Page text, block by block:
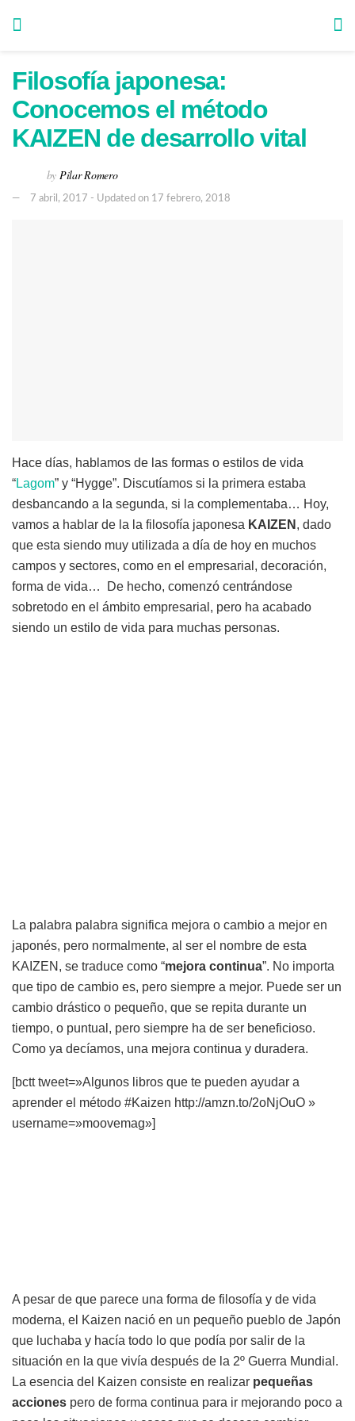
Filosofía japonesa:
Conocemos el método
KAIZEN de desarrollo vital
by Pilar Romero
7 abril, 2017 - Updated on 17 febrero, 2018
Hace días, hablamos de las formas o estilos de vida
“Lagom” y “Hygge”. Discutíamos si la primera estaba
desbancando a la segunda, si la complementaba… Hoy,
vamos a hablar de la la filosofía japonesa KAIZEN , dado
que esta siendo muy utilizada a día de hoy en muchos
campos y sectores, como en el empresarial, decoración,
forma de vida… De hecho, comenzó centrándose
sobretodo en el ámbito empresarial, pero ha acabado
siendo un estilo de vida para muchas personas.
La palabra palabra significa mejora o cambio a mejor en
japonés, pero normalmente, al ser el nombre de esta
KAIZEN, se traduce como “mejora continua”. No importa
que tipo de cambio es, pero siempre a mejor. Puede ser un
cambio drástico o pequeño, que se repita durante un
tiempo, o puntual, pero siempre ha de ser beneficioso.
Como ya decíamos, una mejora continua y duradera.
[bctt tweet=»Algunos libros que te pueden ayudar a
aprender el método #Kaizen http://amzn.to/2oNjOuO »
username=»moovemag»]
A pesar de que parece una forma de filosofía y de vida
moderna, el Kaizen nació en un pequeño pueblo de Japón
que luchaba y hacía todo lo que podía por salir de la
situación en la que vivía después de la 2º Guerra Mundial.
La esencia del Kaizen consiste en realizar pequeñas
acciones pero de forma continua para ir mejorando poco a